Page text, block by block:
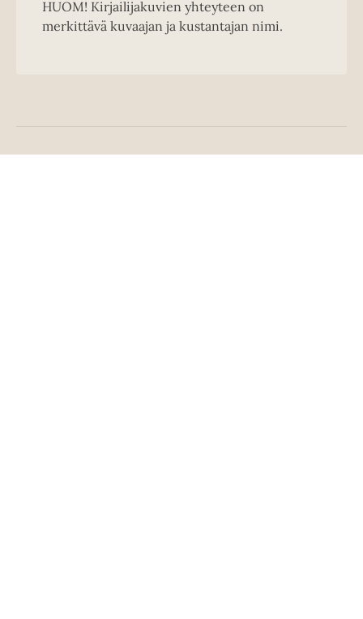
HUOM! Kirjailijakuvien yhteyteen on
merkittävä kuvaajan ja kustantajan nimi.